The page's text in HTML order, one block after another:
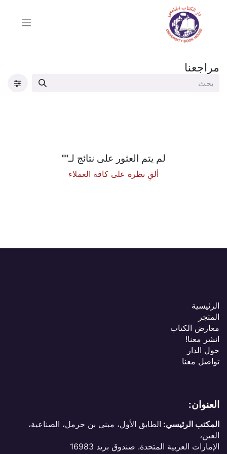
مراجعنا
لم يتم العثور على نتائج لـ""
ألقِ نظرة على كافة العملاء
الرئيسية
المتجر
معارض الكتاب
انشر معنا!
حول الدار
تواصل معنا
العنوان:
المكتب الرئيسي: الطابق الأول، مبنى بن حرمل، الصناعية،
العين،
الإمارات العربية المتحدة. صندوق بريد 16983